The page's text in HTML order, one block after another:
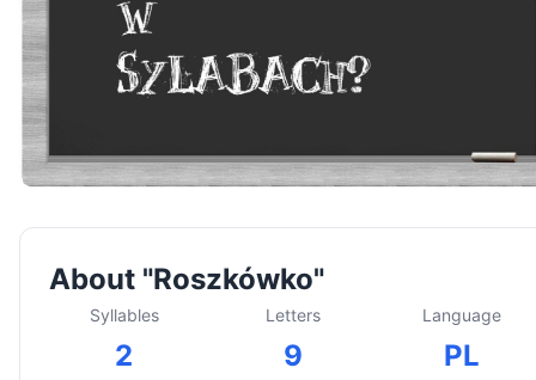
About "Roszkówko"
Syllables
2
Letters
9
Language
PL